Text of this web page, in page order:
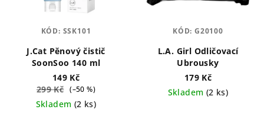
J.Cat Pěnový čistič
SoonSoo 140 ml
149 Kč
299 Kč (–50 %)
Skladem (2 ks)
KÓD: SSK101
L.A. Girl Odličovací
Ubrousky
179 Kč
Skladem (2 ks)
KÓD:G20100